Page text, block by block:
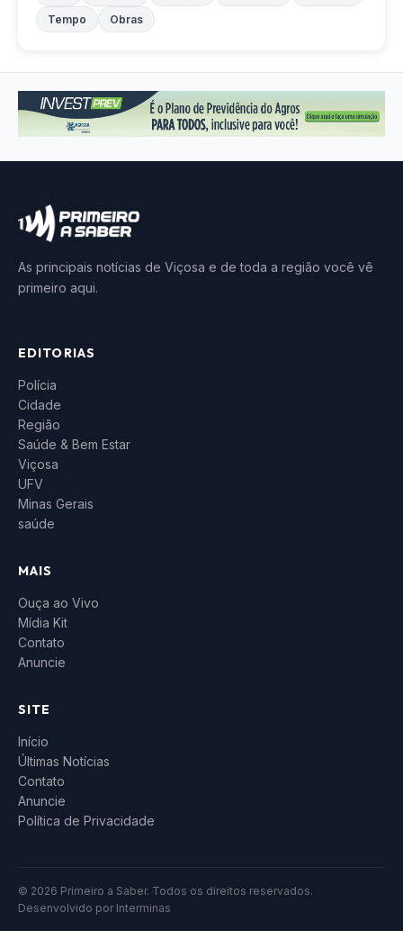
Tempo
Obras
As principais notícias de Viçosa e de toda a região você vê
primeiro aqui.
EDITORIAS
Polícia
Cidade
Região
Saúde & Bem Estar
Viçosa
UFV
Minas Gerais
saúde
MAIS
Ouça ao Vivo
Mídia Kit
Contato
Anuncie
SITE
Início
Últimas Notícias
Contato
Anuncie
Política de Privacidade
© 2026 Primeiro a Saber. Todos os direitos reservados.
Desenvolvido por Interminas